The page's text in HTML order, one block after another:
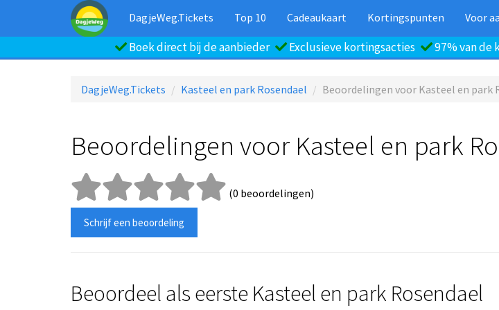
DagjeWeg.Tickets Top 10 Cadeaukaart Kortingspunten Voor
Boek direct bij de aanbieder Exclusieve kortingsacties 97% van de
DagjeWeg.Tickets Kasteel en park Rosendael Beoordelingen voor Kasteel en park
Beoordelingen voor Kasteel en park
(0 beoordelingen)
Schrijf een beoordeling
Beoordeel als eerste Kasteel en park Rosendael